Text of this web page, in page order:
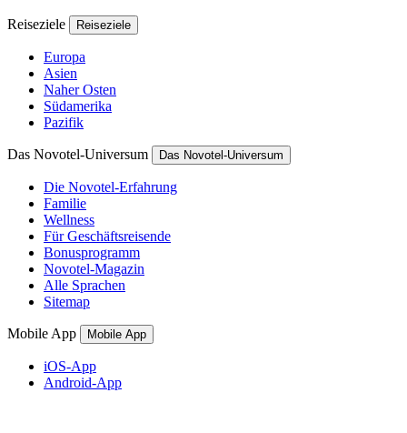
Reiseziele Reiseziele
Europa
Asien
Naher Osten
Südamerika
Pazifik
Das Novotel-Universum Das Novotel-Universum
Die Novotel-Erfahrung
Familie
Wellness
Für Geschäftsreisende
Bonusprogramm
Novotel-Magazin
Alle Sprachen
Sitemap
Mobile App Mobile App
iOS-App
Android-App